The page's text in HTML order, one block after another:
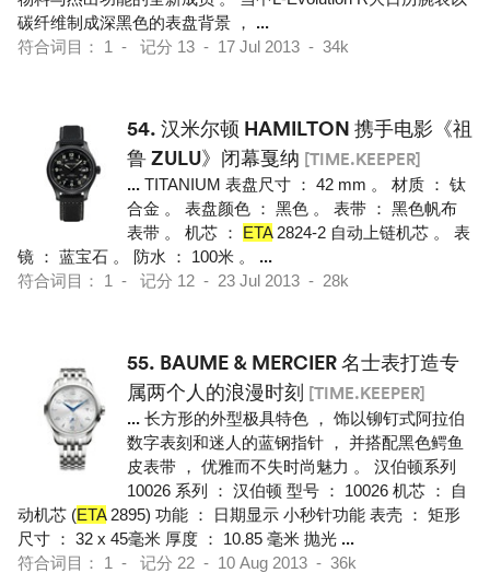
碳纤维制成深黑色的表盘背景 ， ...
符合词目： 1 - 记分 13 - 17 Jul 2013 - 34k
54. 汉米尔顿 HAMILTON 携手电影《祖
鲁 ZULU》闭幕戛纳 [TIME.KEEPER]
... TITANIUM 表盘尺寸 ： 42 mm 。 材质 ： 钛
合金 。 表盘颜色 ： 黑色 。 表带 ： 黑色帆布
表带 。 机芯 ： ETA2824-2 自动上链机芯 。 表
镜 ： 蓝宝石 。 防水 ： 100米 。 ...
符合词目： 1 - 记分 12 - 23 Jul 2013 - 28k
55. BAUME & MERCIER 名士表打造专
属两个人的浪漫时刻 [TIME.KEEPER]
... 长方形的外型极具特色 ， 饰以铆钉式阿拉伯
数字表刻和迷人的蓝钢指针 ， 并搭配黑色鳄鱼
皮表带 ， 优雅而不失时尚魅力 。 汉伯顿系列
10026 系列 ： 汉伯顿 型号 ： 10026 机芯 ： 自
动机芯 (ETA2895) 功能 ： 日期显示 小秒针功能 表壳 ： 矩形
尺寸 ： 32 x 45毫米 厚度 ： 10.85 毫米 抛光 ...
符合词目： 1 - 记分 22 - 10 Aug 2013 - 36k